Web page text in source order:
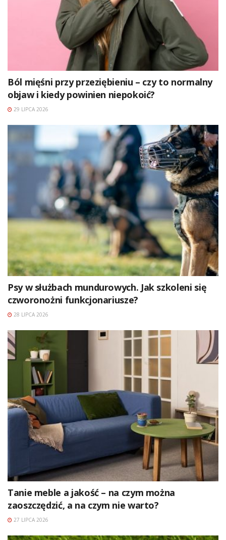
Ból mięśni przy przeziębieniu – czy to normalny
objaw i kiedy powinien niepokoić?
29 LIPCA 2026
Psy w służbach mundurowych. Jak szkoleni się
czworonożni funkcjonariusze?
28 LIPCA 2026
Tanie meble a jakość – na czym można
zaoszczędzić, a na czym nie warto?
27 LIPCA 2026